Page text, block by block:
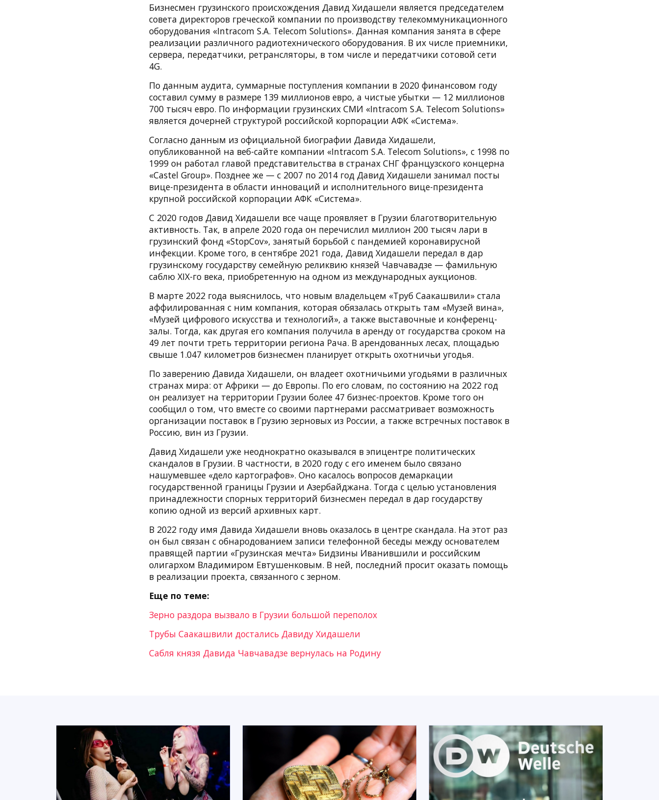
Бизнесмен грузинского происхождения Давид Хидашели является председателем
совета директоров греческой компании по производству телекоммуникационного
оборудования «Intracom S.A. Telecom Solutions». Данная компания занята в сфере
реализации различного радиотехнического оборудования. В их числе приемники,
сервера, передатчики, ретрансляторы, в том числе и передатчики сотовой сети
4G.
По данным аудита, суммарные поступления компании в 2020 финансовом году
составил сумму в размере 139 миллионов евро, а чистые убытки — 12 миллионов
700 тысяч евро. По информации грузинских СМИ «Intracom S.A. Telecom Solutions»
является дочерней структурой российской корпорации АФК «Система».
Согласно данным из официальной биографии Давида Хидашели,
опубликованной на веб-сайте компании «Intracom S.A. Telecom Solutions», с 1998 по
1999 он работал главой представительства в странах СНГ французского концерна
«Castel Group». Позднее же — с 2007 по 2014 год Давид Хидашели занимал посты
вице-президента в области инноваций и исполнительного вице-президента
крупной российской корпорации АФК «Система».
С 2020 годов Давид Хидашели все чаще проявляет в Грузии благотворительную
активность. Так, в апреле 2020 года он перечислил миллион 200 тысяч лари в
грузинский фонд «StopCov», занятый борьбой с пандемией коронавирусной
инфекции. Кроме того, в сентябре 2021 года, Давид Хидашели передал в дар
грузинскому государству семейную реликвию князей Чавчавадзе — фамильную
саблю XIX-го века, приобретенную на одном из международных аукционов.
В марте 2022 года выяснилось, что новым владельцем «Труб Саакашвили» стала
аффилированная с ним компания, которая обязалась открыть там «Музей вина»,
«Музей цифрового искусства и технологий», а также выставочные и конференц-
залы. Тогда, как другая его компания получила в аренду от государства сроком на
49 лет почти треть территории региона Рача. В арендованных лесах, площадью
свыше 1.047 километров бизнесмен планирует открыть охотничьи угодья.
По заверению Давида Хидашели, он владеет охотничьими угодьями в различных
странах мира: от Африки — до Европы. По его словам, по состоянию на 2022 год
он реализует на территории Грузии более 47 бизнес-проектов. Кроме того он
сообщил о том, что вместе со своими партнерами рассматривает возможность
организации поставок в Грузию зерновых из России, а также встречных поставок в
Россию, вин из Грузии.
Давид Хидашели уже неоднократно оказывался в эпицентре политических
скандалов в Грузии. В частности, в 2020 году с его именем было связано
нашумевшее «дело картографов». Оно касалось вопросов демаркации
государственной границы Грузии и Азербайджана. Тогда с целью установления
принадлежности спорных территорий бизнесмен передал в дар государству
копию одной из версий архивных карт.
В 2022 году имя Давида Хидашели вновь оказалось в центре скандала. На этот раз
он был связан с обнародованием записи телефонной беседы между основателем
правящей партии «Грузинская мечта» Бидзины Иванившили и российским
олигархом Владимиром Евтушенковым. В ней, последний просит оказать помощь
в реализации проекта, связанного с зерном.
Еще по теме:
Зерно раздора вызвало в Грузии большой переполох
Трубы Саакашвили достались Давиду Хидашели
Сабля князя Давида Чавчавадзе вернулась на Родину